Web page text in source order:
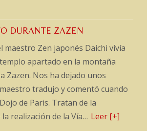
DURANTE ZAZEN
maestro Zen japonés Daichi vivía
apartado en la montaña
Zazen. Nos ha dejado unos
tradujo y comentó cuando
de Paris. Tratan de la
realización de la Vía… Leer [+]